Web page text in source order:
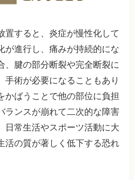
置すると、炎症が慢性化して
が進行し、痛みが持続的にな
、腱の部分断裂や完全断裂に
手術が必要になることもあり
かばうことで他の部位に負担
ランスが崩れて二次的な障害
日常生活やスポーツ活動に大
活の質が著しく低下する恐れ